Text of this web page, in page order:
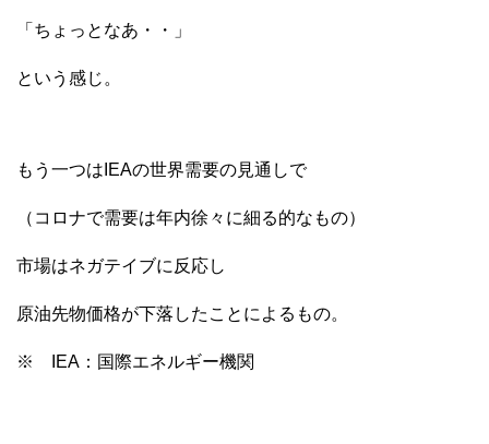
「ちょっとなあ・・」
という感じ。
もう一つはIEAの世界需要の見通しで
（コロナで需要は年内徐々に細る的なもの）
市場はネガテイブに反応し
原油先物価格が下落したことによるもの。
※ IEA：国際エネルギー機関